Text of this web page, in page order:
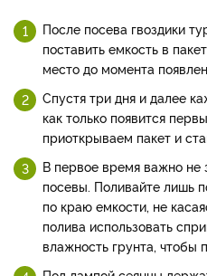
После посева гвоздики
поставить емкость в
место до момента
Спустя три дня и далее
как только появится
приоткрываем пакет и
В первое время важно не
посевы. Поливайте лишь
по краю емкости, не
полива использовать
влажность грунта, чтобы